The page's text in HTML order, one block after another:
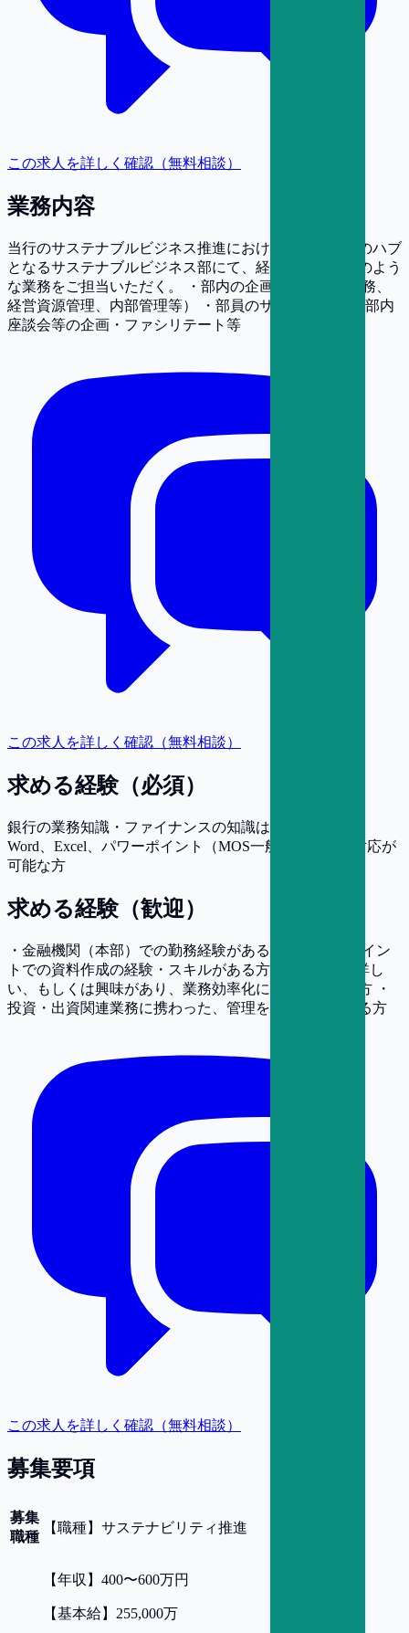
この求人を詳しく確認（無料相談）
業務内容
当行のサステナブルビジネス推進におけるグローバルのハブ
となるサステナブルビジネス部にて、経験に応じ以下のよう
な業務をご担当いただく。 ・部内の企画管理業務（総務、
経営資源管理、内部管理等） ・部員のサポート業務 ・部内
座談会等の企画・ファシリテート等
この求人を詳しく確認（無料相談）
求める経験（必須）
銀行の業務知識・ファイナンスの知識は不問ですが、
Word、Excel、パワーポイント（MOS一般レベル）の対応が
可能な方
求める経験（歓迎）
・金融機関（本部）での勤務経験がある方 ・パワーポイン
トでの資料作成の経験・スキルがある方 ・DXやAIに詳し
い、もしくは興味があり、業務効率化に取り入れたい方 ・
投資・出資関連業務に携わった、管理をしたことがある方
この求人を詳しく確認（無料相談）
募集要項
募集
職種
【職種】 サステナビリティ推進
【年収 】 400〜600万円
【基本給】 255,000万